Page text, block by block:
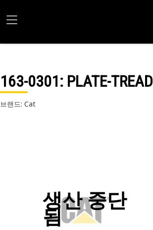
163-0301: PLATE-TREAD
브랜드: Cat
생산 중단
됨